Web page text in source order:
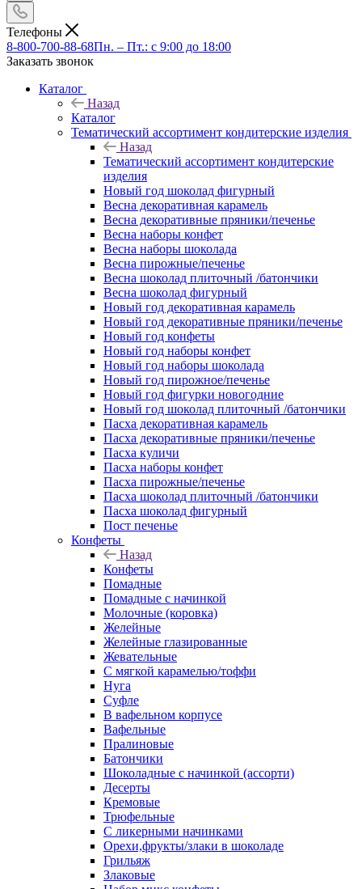
Телефоны
8-800-700-88-68Пн. – Пт.: с 9:00 до 18:00
Заказать звонок
Каталог
Назад
Каталог
Тематический ассортимент кондитерские изделия
Назад
Тематический ассортимент кондитерские
изделия
Новый год шоколад фигурный
Весна декоративная карамель
Весна декоративные пряники/печенье
Весна наборы конфет
Весна наборы шоколада
Весна пирожные/печенье
Весна шоколад плиточный /батончики
Весна шоколад фигурный
Новый год декоративная карамель
Новый год декоративные пряники/печенье
Новый год конфеты
Новый год наборы конфет
Новый год наборы шоколада
Новый год пирожное/печенье
Новый год фигурки новогодние
Новый год шоколад плиточный /батончики
Пасха декоративная карамель
Пасха декоративные пряники/печенье
Пасха куличи
Пасха наборы конфет
Пасха пирожные/печенье
Пасха шоколад плиточный /батончики
Пасха шоколад фигурный
Пост печенье
Конфеты
Назад
Конфеты
Помадные
Помадные с начинкой
Молочные (коровка)
Желейные
Желейные глазированные
Жевательные
С мягкой карамелью/тоффи
Нуга
Суфле
В вафельном корпусе
Вафельные
Пралиновые
Батончики
Шоколадные с начинкой (ассорти)
Десерты
Кремовые
Трюфельные
С ликерными начинками
Орехи,фрукты/злаки в шоколаде
Грильяж
Злаковые